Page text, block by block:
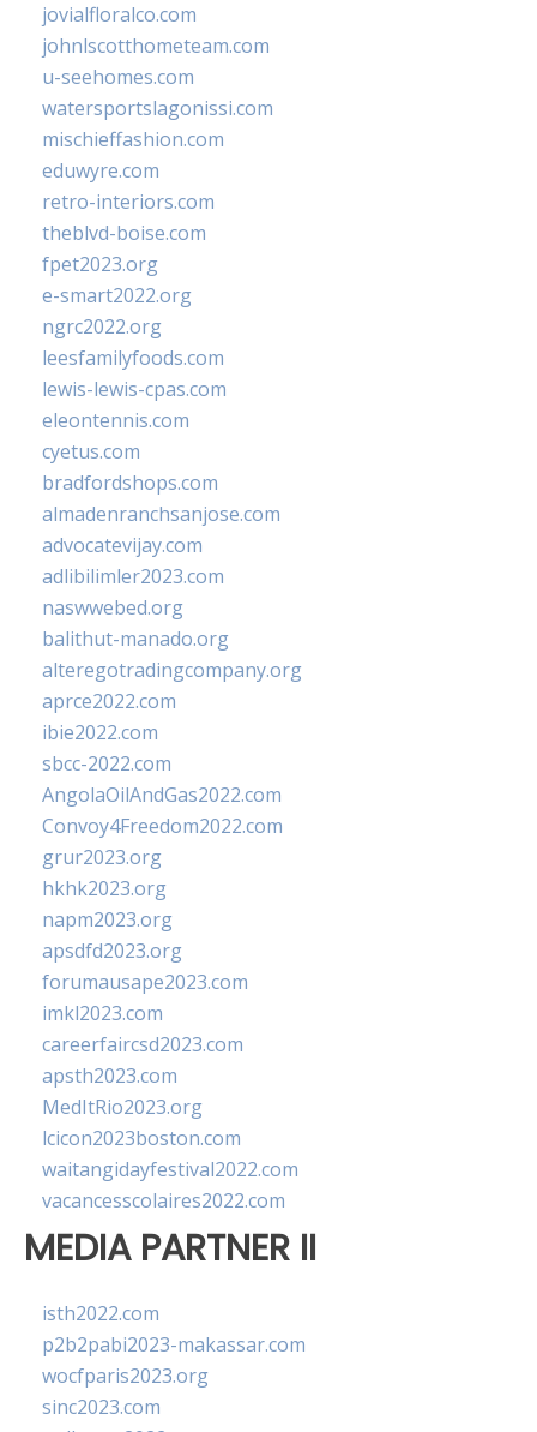
jovialfloralco.com
johnlscotthometeam.com
u-seehomes.com
watersportslagonissi.com
mischieffashion.com
eduwyre.com
retro-interiors.com
theblvd-boise.com
fpet2023.org
e-smart2022.org
ngrc2022.org
leesfamilyfoods.com
lewis-lewis-cpas.com
eleontennis.com
cyetus.com
bradfordshops.com
almadenranchsanjose.com
advocatevijay.com
adlibilimler2023.com
naswwebed.org
balithut-manado.org
alteregotradingcompany.org
aprce2022.com
ibie2022.com
sbcc-2022.com
AngolaOilAndGas2022.com
Convoy4Freedom2022.com
grur2023.org
hkhk2023.org
napm2023.org
apsdfd2023.org
forumausape2023.com
imkl2023.com
careerfaircsd2023.com
apsth2023.com
MedItRio2023.org
lcicon2023boston.com
waitangidayfestival2022.com
vacancesscolaires2022.com
MEDIA PARTNER II
isth2022.com
p2b2pabi2023-makassar.com
wocfparis2023.org
sinc2023.com